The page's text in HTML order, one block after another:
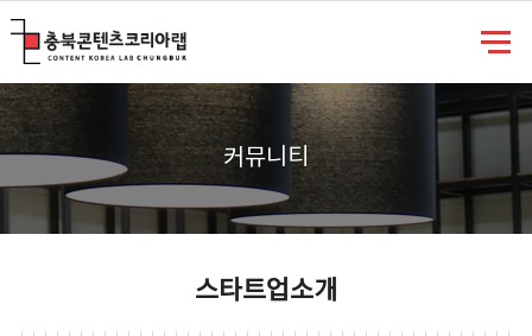
커뮤니티
스타트업소개